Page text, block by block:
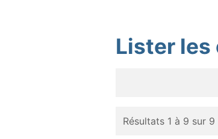
Lister les
Résultats 1 à 9 sur 9